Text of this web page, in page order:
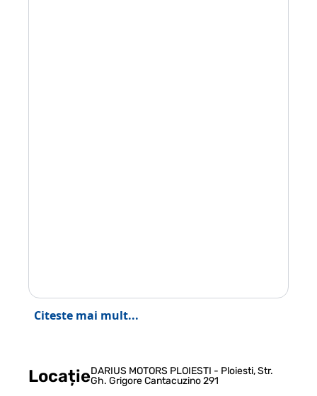
Citeste mai mult...
LocațieDARIUS MOTORS PLOIESTI - Ploiesti, Str.
Gh. Grigore Cantacuzino 291